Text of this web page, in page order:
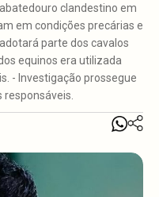
clandestino em
em condições precárias e
parte dos cavalos
equinos era utilizada
- Investigação prossegue